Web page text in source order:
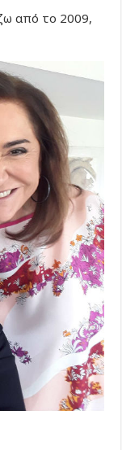
από το 2009,